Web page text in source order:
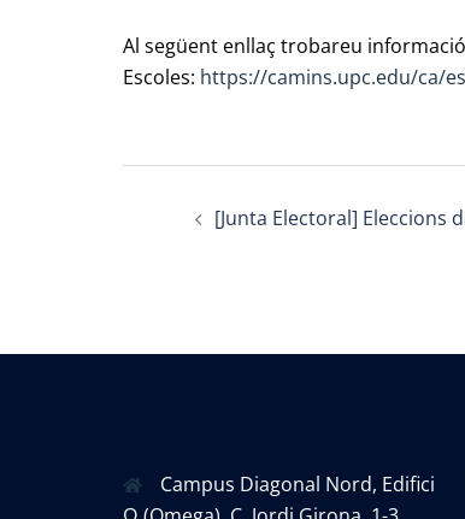
Al següent enllaç trobareu
Escoles: https://camins.upc.edu/ca/
Post[Junta Electoral] Eleccions
Campus Diagonal Nord, Edifici